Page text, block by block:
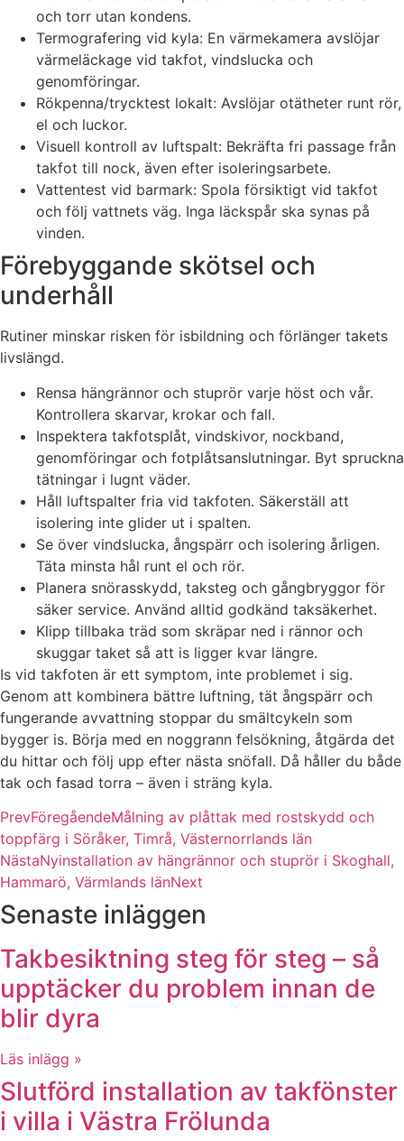
och torr utan kondens.
Termografering vid kyla: En värmekamera avslöjar
värmeläckage vid takfot, vindslucka och
genomföringar.
Rökpenna/trycktest lokalt: Avslöjar otätheter runt rör,
el och luckor.
Visuell kontroll av luftspalt: Bekräfta fri passage från
takfot till nock, även efter isoleringsarbete.
Vattentest vid barmark: Spola försiktigt vid takfot
och följ vattnets väg. Inga läckspår ska synas på
vinden.
Förebyggande skötsel och
underhåll
Rutiner minskar risken för isbildning och förlänger takets
livslängd.
Rensa hängrännor och stuprör varje höst och vår.
Kontrollera skarvar, krokar och fall.
Inspektera takfotsplåt, vindskivor, nockband,
genomföringar och fotplåtsanslutningar. Byt spruckna
tätningar i lugnt väder.
Håll luftspalter fria vid takfoten. Säkerställ att
isolering inte glider ut i spalten.
Se över vindslucka, ångspärr och isolering årligen.
Täta minsta hål runt el och rör.
Planera snörasskydd, taksteg och gångbryggor för
säker service. Använd alltid godkänd taksäkerhet.
Klipp tillbaka träd som skräpar ned i rännor och
skuggar taket så att is ligger kvar längre.
Is vid takfoten är ett symptom, inte problemet i sig.
Genom att kombinera bättre luftning, tät ångspärr och
fungerande avvattning stoppar du smältcykeln som
bygger is. Börja med en noggrann felsökning, åtgärda det
du hittar och följ upp efter nästa snöfall. Då håller du både
tak och fasad torra – även i sträng kyla.
PrevFöregåendeMålning av plåttak med rostskydd och
toppfärg i Söråker, Timrå, Västernorrlands län
NästaNyinstallation av hängrännor och stuprör i Skoghall,
Hammarö, Värmlands länNext
Senaste inläggen
Takbesiktning steg för steg – så
upptäcker du problem innan de
blir dyra
Läs inlägg »
Slutförd installation av takfönster
i villa i Västra Frölunda